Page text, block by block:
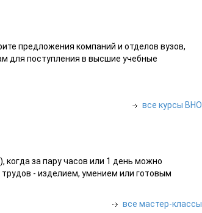
предложения компаний и отделов вузов,
для поступления в высшие учебные
все курсы ВНО
за пару часов или 1 день можно
- изделием, умением или готовым
все мастер-классы